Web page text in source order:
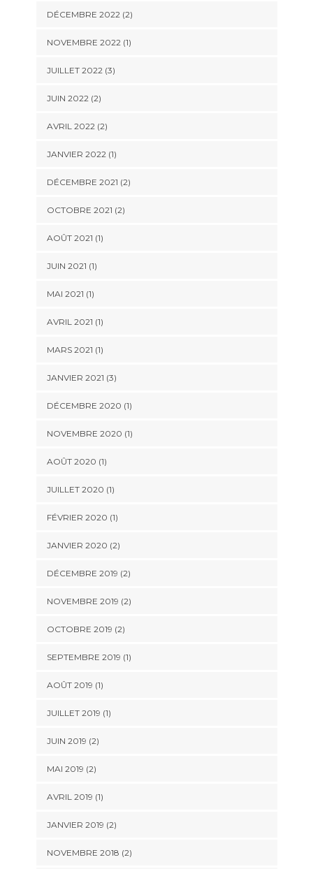
DÉCEMBRE 2022(2)
NOVEMBRE 2022(1)
JUILLET 2022(3)
JUIN 2022(2)
AVRIL 2022(2)
JANVIER 2022(1)
DÉCEMBRE 2021 (2)
OCTOBRE 2021 (2)
AOÛT 2021 (1)
JUIN 2021 (1)
MAI 2021 (1)
AVRIL 2021 (1)
MARS 2021 (1)
JANVIER 2021 (3)
DÉCEMBRE 2020 (1)
NOVEMBRE 2020 (1)
AOÛT 2020 (1)
JUILLET 2020 (1)
FÉVRIER 2020 (1)
JANVIER 2020 (2)
DÉCEMBRE 2019 (2)
NOVEMBRE 2019 (2)
OCTOBRE 2019 (2)
SEPTEMBRE 2019 (1)
AOÛT 2019 (1)
JUILLET 2019 (1)
JUIN 2019 (2)
MAI 2019 (2)
AVRIL 2019 (1)
JANVIER 2019 (2)
NOVEMBRE 2018 (2)